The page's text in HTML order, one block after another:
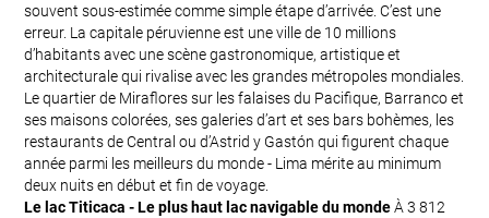
souvent sous-estimée comme simple étape d’arrivée. C’est une
erreur. La capitale péruvienne est une ville de 10 millions
d’habitants avec une scène gastronomique, artistique et
architecturale qui rivalise avec les grandes métropoles mondiales.
Le quartier de Miraflores sur les falaises du Pacifique, Barranco et
ses maisons colorées, ses galeries d’art et ses bars bohèmes, les
restaurants de Central ou d’Astrid y Gastón qui figurent chaque
année parmi les meilleurs du monde - Lima mérite au minimum
deux nuits en début et fin de voyage.
Le lac Titicaca - Le plus haut lac navigable du mondeÀ 3 812